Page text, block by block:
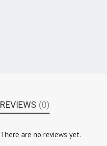
REVIEWS (0)
There are no reviews yet.